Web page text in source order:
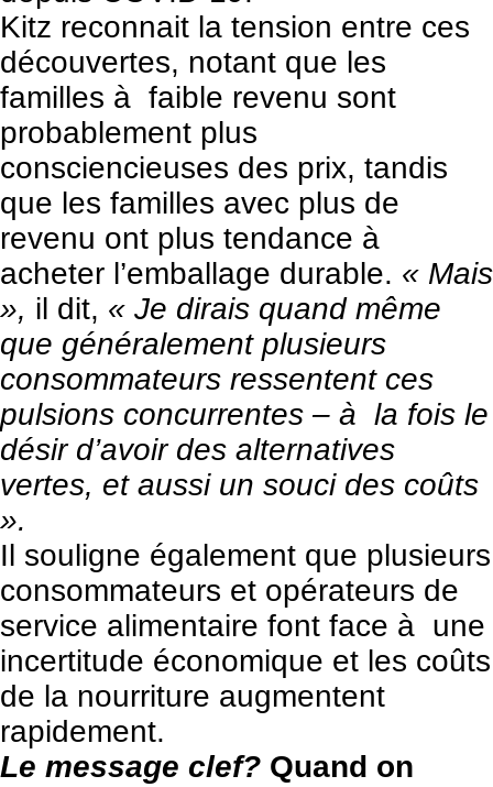
Kitz reconnait la tension entre ces
découvertes, notant que les
familles à faible revenu sont
probablement plus
consciencieuses des prix, tandis
que les familles avec plus de
revenu ont plus tendance à
acheter l’emballage durable. « Mais
», il dit, « Je dirais quand même
que généralement plusieurs
consommateurs ressentent ces
pulsions concurrentes – à la fois le
désir d’avoir des alternatives
vertes, et aussi un souci des coûts
».
Il souligne également que plusieurs
consommateurs et opérateurs de
service alimentaire font face à une
incertitude économique et les coûts
de la nourriture augmentent
rapidement.
Le message clef? Quand on